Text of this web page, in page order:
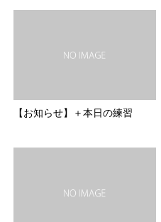
【お知らせ】＋本日の練習